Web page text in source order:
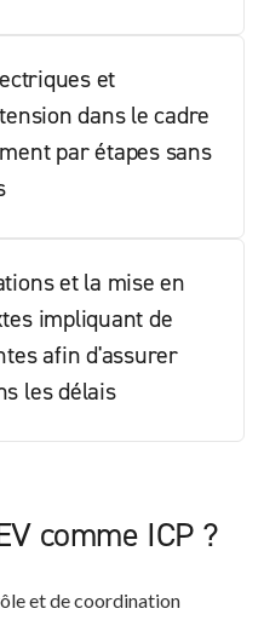
et
dans le cadre
par étapes sans
et la mise en
impliquant de
afin d'assurer
les délais
comme ICP ?
et de coordination